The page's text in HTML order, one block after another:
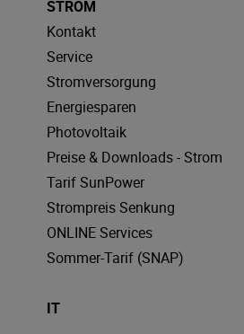
STROM
Kontakt
Service
Stromversorgung
Energiesparen
Photovoltaik
Preise & Downloads - Strom
Tarif SunPower
Strompreis Senkung
ONLINE Services
Sommer-Tarif (SNAP)
IT